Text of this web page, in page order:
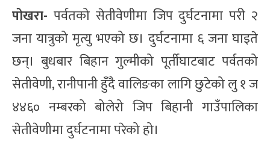
पोखरा- पर्वतको सेतीवेणीमा जिप दुर्घटनामा परी २
जना यात्रुको मृत्यु भएको छ। दुर्घटनामा ६ जना घाइते
छन्। बुधबार बिहान गुल्मीको पूर्तीघाटबाट पर्वतको
सेतीवेणी, रानीपानी हुँदै वालिङका लागि छुटेको लु १ ज
४४६० नम्बरको बोलेरो जिप बिहानी गाउँपालिका
सेतीवेणीमा दुर्घटनामा परेको हो।